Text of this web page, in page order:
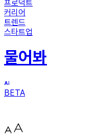
프로덕트
커리어
트렌드
스타트업
물어봐
BETA